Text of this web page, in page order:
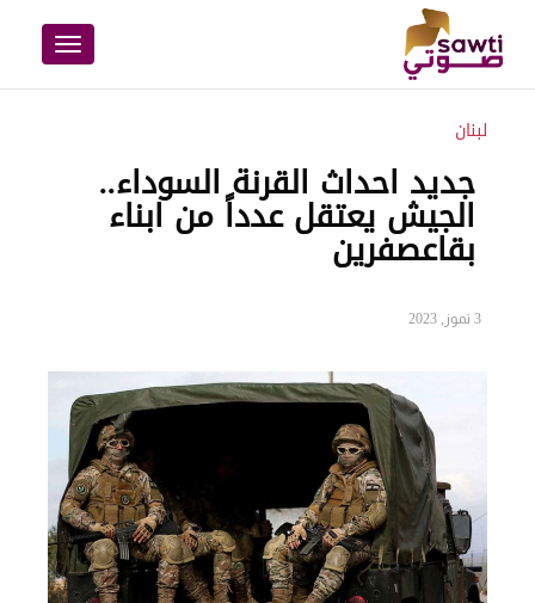
Toggle
navigation
لبنان
جديد احداث القرنة السوداء..
الجيش يعتقل عدداً من ابناء
بقاعصفرين
3 تموز, 2023